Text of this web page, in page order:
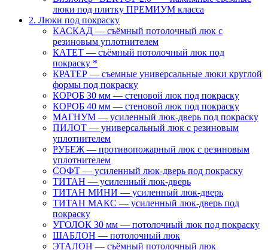
люки под плитку ПРЕМИУМ класса
2. Люки под покраску
КАСКАД — съёмный потолочный люк с
резиновым уплотнителем
КАТЕТ — съёмный потолочный люк под
покраску *
КРАТЕР — съемные универсальные люки круглой
формы под покраску
КОРОБ 30 мм — стеновой люк под покраску
КОРОБ 40 мм — стеновой люк под покраску
МАГНУМ — усиленный люк-дверь под покраску
ПИЛОТ — универсальный люк с резиновым
уплотнителем
РУБЕЖ — противопожарный люк с резиновым
уплотнителем
СОФТ — усиленный люк-дверь под покраску
ТИТАН — усиленный люк-дверь
ТИТАН МИНИ — усиленный люк-дверь
ТИТАН МАКС — усиленный люк-дверь под
покраску
УГОЛОК 30 мм — потолочный люк под покраску
ШАБЛОН — потолочный люк
ЭТАЛОН — съёмный потолочный люк